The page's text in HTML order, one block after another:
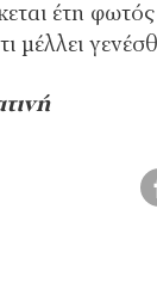
έτη
µέλλει